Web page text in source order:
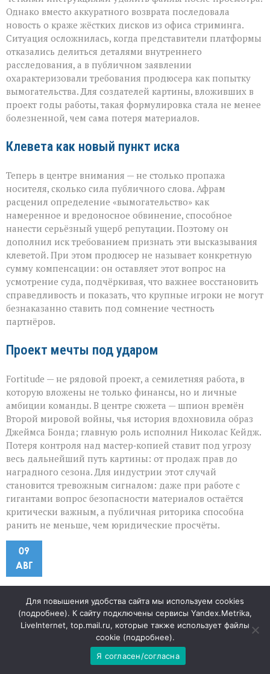
Однако вместо аккуратного возврата последовала
новость о краже жёстких дисков из офиса стриминга.
Ситуация осложнилась, когда представители платформы
отказались делиться деталями внутреннего
расследования, а в публичном заявлении
охарактеризовали требования продюсера как попытку
вымогательства. Для создателей картины, вложивших в
проект годы работы, такая формулировка стала не менее
болезненной, чем сама потеря материалов.
Клевета как новый пункт иска
Теперь в центре внимания — не столько пропажа
носителя, сколько сила публичного слова. Афрам
расценил определение «вымогательство» как
намеренное и вредоносное обвинение, способное
нанести серьёзный ущерб репутации. Поэтому он
дополнил иск требованием признать эти высказывания
клеветой. При этом продюсер не называет конкретную
сумму компенсации: он оставляет этот вопрос на
усмотрение суда, подчёркивая, что важнее восстановить
справедливость и показать, что крупные игроки не могут
безнаказанно ставить под сомнение честность
партнёров.
Проект мечты под ударом
Fortitude — не рядовой проект, а семилетняя работа, в
которую вложены не только финансы, но и личные
амбиции команды. В центре сюжета — шпион времён
Второй мировой войны, чья история вдохновила образ
Джеймса Бонда; главную роль исполнил Николас Кейдж.
Потеря контроля над мастер‑копией ставит под угрозу
весь дальнейший путь картины: от продаж прав до
наградного сезона. Для индустрии этот случай
становится тревожным сигналом: даже при работе с
гигантами вопрос безопасности материалов остаётся
критически важным, а публичная риторика способна
ранить не меньше, чем юридические просчёты.
09
АВГ
«Когда математика не
сходится: как система ловит
нарушения в молоке»
Для повышения удобства сайта мы используем cookies
(подробнее). К сайту подключены сервисы Yandex.Metrika,
LiveInternet, top.mail.ru, которые также использует файлы
cookie (подробнее).
Я согласен/согласна